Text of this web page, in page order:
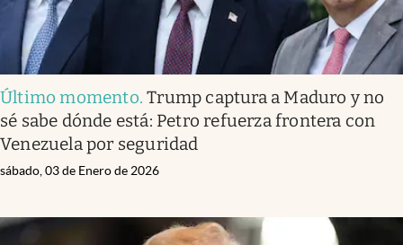
Último momento.Trump captura a Maduro y no
sé sabe dónde está: Petro refuerza frontera con
Venezuela por seguridad
sábado, 03 de Enero de 2026